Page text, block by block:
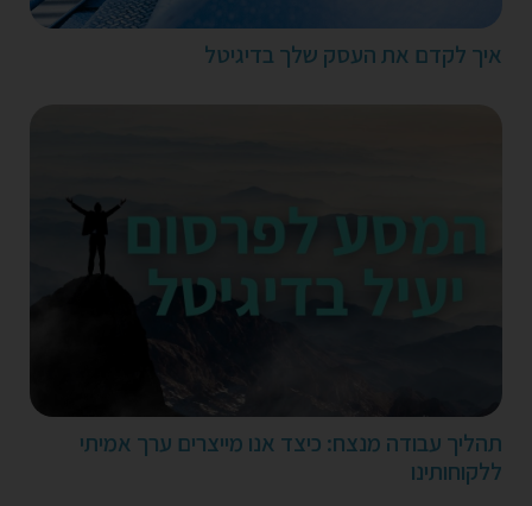
איך לקדם את העסק שלך בדיגיטל
תהליך עבודה מנצח: כיצד אנו מייצרים ערך אמיתי
ללקוחותינו